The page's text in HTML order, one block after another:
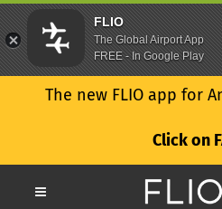
The new FLIO app for
Click on
FLIO
The Global Airport App
FREE - In Google Play